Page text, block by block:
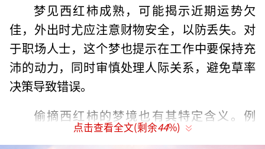
梦见西红柿成熟，可能揭示近期运势欠
佳，外出时尤应注意财物安全，以防丢失。对
于职场人士，这个梦也提示在工作中要保持充
沛的动力，同时审慎处理人际关系，避免草率
决策导致错误。
偷摘西红柿的梦境也有其特定含义。例
如，已婚女性做此梦，往往象征身体健康；男
点击查看全文(剩余44%)